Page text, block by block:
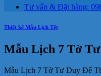
Tư vấn & Đặt hàng:
Thiết kế Mẫu Lịch Tết
Mẫu Lịch 7 Tờ
Mẫu Lịch 7 Tờ Tư Duy Để